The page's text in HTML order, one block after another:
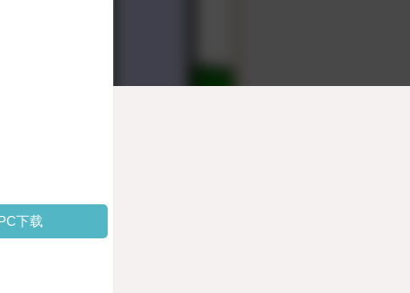
下载